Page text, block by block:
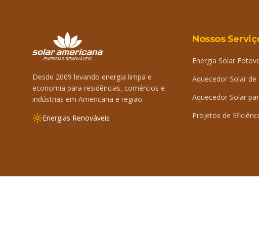
Desde 2009 levando energia limpa e
economia para residências, comércios e
indústrias em Americana e região.
Energias Renováveis
Nossos
Energia Solar
Aquecedor Solar de
Aquecedor Solar
Projetos de